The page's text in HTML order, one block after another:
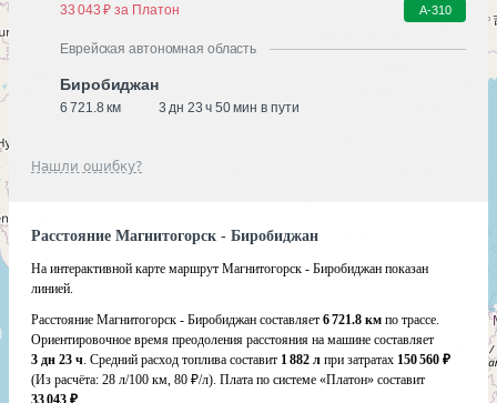
33 043 ₽ за Платон
А-310
Еврейская автономная область
Биробиджан
6 721.8 км 3 дн 23 ч 50 мин в пути
Нашли ошибку?
Расстояние Магнитогорск - Биробиджан
На интерактивной карте маршрут Магнитогорск - Биробиджан показан
линией.
Расстояние Магнитогорск - Биробиджан составляет 6 721.8 км по трассе.
Ориентировочное время преодоления расстояния на машине составляет
3 дн 23 ч. Средний расход топлива составит 1 882 л при затратах 150 560 ₽
(Из расчёта: 28 л/100 км, 80 ₽/л). Плата по системе «Платон» составит
33 043 ₽